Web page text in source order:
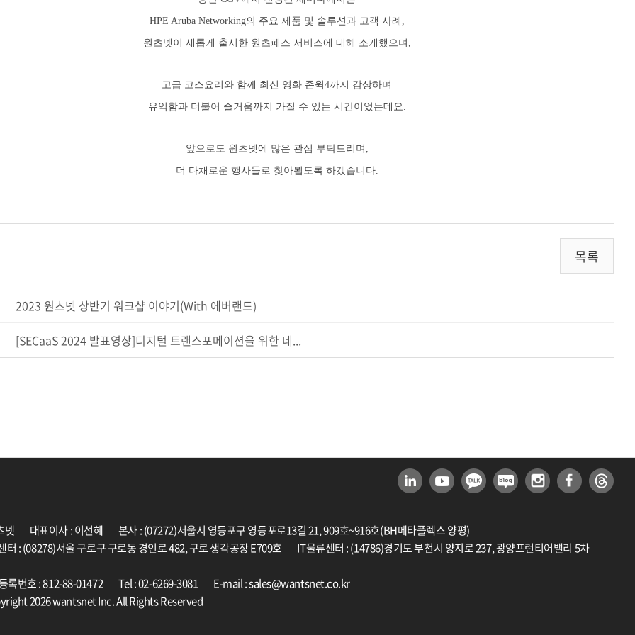
HPE Aruba Networking의 주요 제품 및 솔루션과 고객 사례,
원츠넷이 새롭게 출시한 원츠패스 서비스에 대해 소개했으며,
고급 코스요리와 함께 최신 영화 존윅4까지 감상하며
유익함과 더불어 즐거움까지 가질 수 있는 시간이었는데요.
앞으로도 원츠넷에 많은 관심 부탁드리며,
더 다채로운 행사들로 찾아뵙도록 하겠습니다.
목록
2023 원츠넷 상반기 워크샵 이야기(With 에버랜드)
[SECaaS 2024 발표영상]디지털 트랜스포메이션을 위한 네...
넷 대표이사 : 이선혜
본사 : (07272)서울시 영등포구 영등포로13길 21, 909호~916호(BH메타플렉스 양평)
터 : (08278)서울 구로구 구로동 경인로 482, 구로 생각공장 E709호
IT물류센터 : (14786)경기도 부천시 양지로 237, 광양프런티어밸리 5차
록번호 : 812-88-01472 Tel : 02-6269-3081
E-mail : sales@wantsnet.co.kr
2026 wantsnet Inc. All Rights Reserved